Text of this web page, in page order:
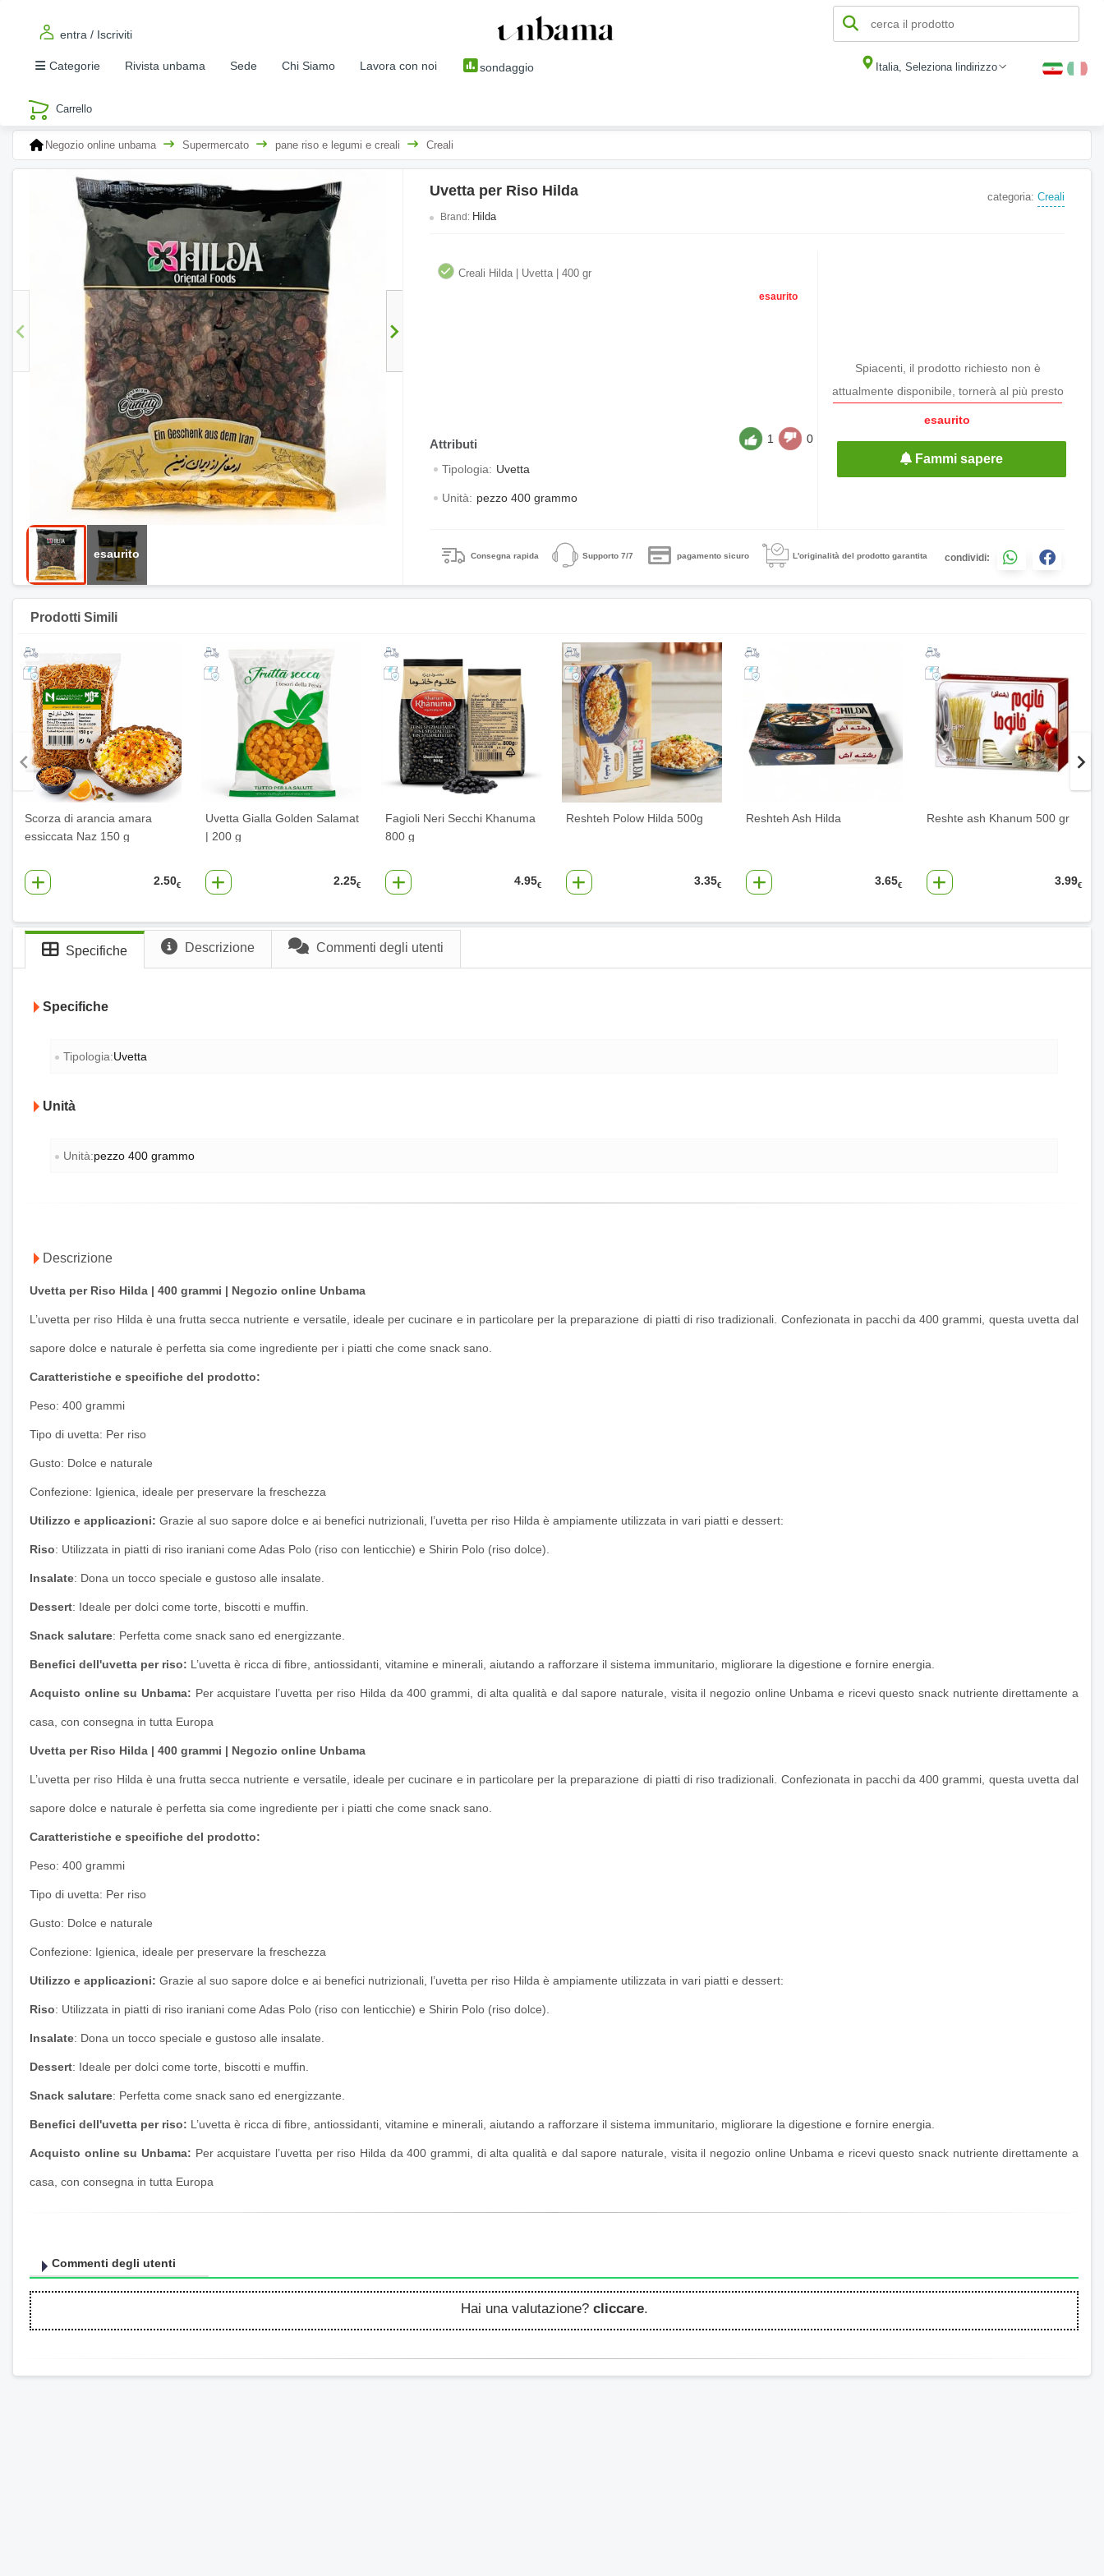
entra / Iscriviti
Categorie Rivista unbama Sede Chi Siamo Lavora con noi sondaggio Italia, Seleziona lindirizzo
Negozio online unbama Supermercato pane riso e legumi e creali Creali
Uvetta per Riso Hilda
Brand: Hilda
categoria: Creali
Creali Hilda | Uvetta | 400 gr
esaurito
Tipologia: Uvetta
Unità: pezzo 400 grammo
1 0
Spiacenti, il prodotto richiesto non è
attualmente disponibile, tornerà al più presto
esaurito
Fammi sapere
Consegna rapida Supporto 7/7 pagamento sicuro L'originalità del prodotto garantita condividi:
Prodotti Simili
Scorza di arancia amara
essiccata Naz 150 g
2.50€
Uvetta Gialla Golden Salamat
| 200 g
2.25€
Fagioli Neri Secchi Khanuma
800 g
4.95€
Reshteh Polow Hilda 500g
3.35€
Reshteh Ash Hilda
3.65€
Reshte ash Khanum 500 gr
3.99€
Specifiche Descrizione Commenti degli utenti
Specifiche
Tipologia:Uvetta
Unità
Unità:pezzo 400 grammo
Descrizione
Uvetta per Riso Hilda | 400 grammi | Negozio online Unbama
L’uvetta per riso Hilda è una frutta secca nutriente e versatile, ideale per cucinare e in particolare per la preparazione di piatti di riso tradizionali. Confezionata in pacchi da 400 grammi, questa uvetta dal
sapore dolce e naturale è perfetta sia come ingrediente per i piatti che come snack sano.
Caratteristiche e specifiche del prodotto:
Peso: 400 grammi
Tipo di uvetta: Per riso
Gusto: Dolce e naturale
Confezione: Igienica, ideale per preservare la freschezza
Utilizzo e applicazioni: Grazie al suo sapore dolce e ai benefici nutrizionali, l’uvetta per riso Hilda è ampiamente utilizzata in vari piatti e dessert:
Riso: Utilizzata in piatti di riso iraniani come Adas Polo (riso con lenticchie) e Shirin Polo (riso dolce).
Insalate: Dona un tocco speciale e gustoso alle insalate.
Dessert: Ideale per dolci come torte, biscotti e muffin.
Snack salutare: Perfetta come snack sano ed energizzante.
Benefici dell'uvetta per riso: L’uvetta è ricca di fibre, antiossidanti, vitamine e minerali, aiutando a rafforzare il sistema immunitario, migliorare la digestione e fornire energia.
Acquisto online su Unbama: Per acquistare l’uvetta per riso Hilda da 400 grammi, di alta qualità e dal sapore naturale, visita il negozio online Unbama e ricevi questo snack nutriente direttamente a
casa, con consegna in tutta Europa
Uvetta per Riso Hilda | 400 grammi | Negozio online Unbama
L’uvetta per riso Hilda è una frutta secca nutriente e versatile, ideale per cucinare e in particolare per la preparazione di piatti di riso tradizionali. Confezionata in pacchi da 400 grammi, questa uvetta dal
sapore dolce e naturale è perfetta sia come ingrediente per i piatti che come snack sano.
Caratteristiche e specifiche del prodotto:
Peso: 400 grammi
Tipo di uvetta: Per riso
Gusto: Dolce e naturale
Confezione: Igienica, ideale per preservare la freschezza
Utilizzo e applicazioni: Grazie al suo sapore dolce e ai benefici nutrizionali, l’uvetta per riso Hilda è ampiamente utilizzata in vari piatti e dessert:
Riso: Utilizzata in piatti di riso iraniani come Adas Polo (riso con lenticchie) e Shirin Polo (riso dolce).
Insalate: Dona un tocco speciale e gustoso alle insalate.
Dessert: Ideale per dolci come torte, biscotti e muffin.
Snack salutare: Perfetta come snack sano ed energizzante.
Benefici dell'uvetta per riso: L’uvetta è ricca di fibre, antiossidanti, vitamine e minerali, aiutando a rafforzare il sistema immunitario, migliorare la digestione e fornire energia.
Acquisto online su Unbama: Per acquistare l’uvetta per riso Hilda da 400 grammi, di alta qualità e dal sapore naturale, visita il negozio online Unbama e ricevi questo snack nutriente direttamente a
casa, con consegna in tutta Europa
Commenti degli utenti
Hai una valutazione? cliccare.